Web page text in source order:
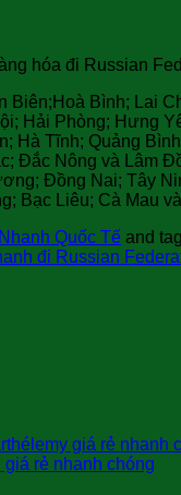
hóa đi Russian
Biên;Hoà Bình; Lai
Hải Phòng; Hưng
Hà Tĩnh; Quảng
Đắc Nông và Lâm
Đồng Nai; Tây
Bạc Liêu; Cà Mau
Quốc Tế and
đi Russian
giá rẻ nhanh
rẻ nhanh chóng